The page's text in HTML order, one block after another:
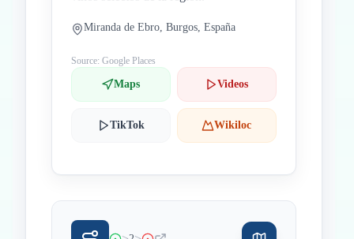
Miranda de Ebro, Burgos, España
Source: Google Places
Maps Videos
TikTok Wikiloc